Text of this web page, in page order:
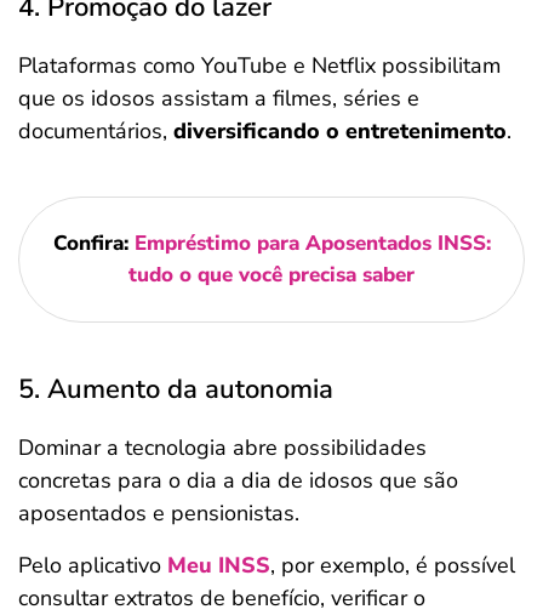
4. Promoção do lazer
Plataformas como YouTube e Netflix possibilitam
que os idosos assistam a filmes, séries e
documentários, diversificando o entretenimento.
Confira: Empréstimo para Aposentados INSS:
tudo o que você precisa saber
5. Aumento da autonomia
Dominar a tecnologia abre possibilidades
concretas para o dia a dia de idosos que são
aposentados e pensionistas.
Pelo aplicativo Meu INSS, por exemplo, é possível
consultar extratos de benefício, verificar o